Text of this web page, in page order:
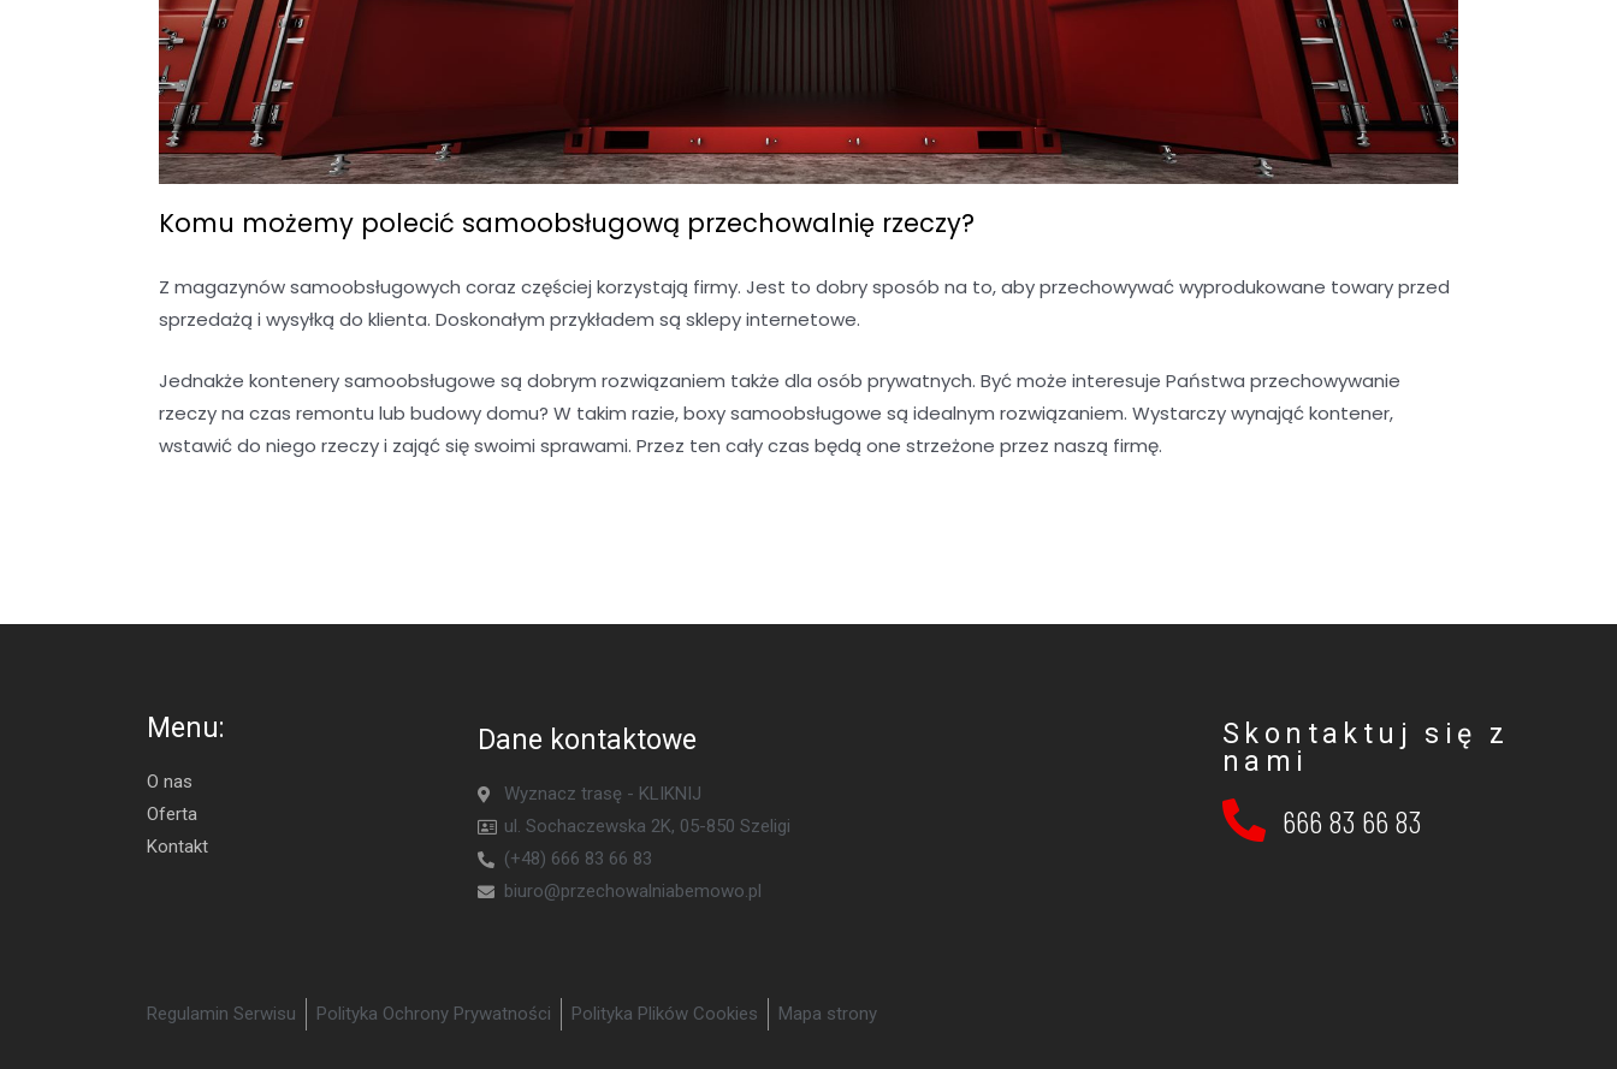
Komu możemy polecić samoobsługową przechowalnię rzeczy?
Z magazynów samoobsługowych coraz częściej korzystają firmy. Jest to dobry sposób na to, aby przechowywać wyprodukowane towary przed
sprzedażą i wysyłką do klienta. Doskonałym przykładem są sklepy internetowe.
Jednakże kontenery samoobsługowe są dobrym rozwiązaniem także dla osób prywatnych. Być może interesuje Państwa przechowywanie
rzeczy na czas remontu lub budowy domu? W takim razie, boxy samoobsługowe są idealnym rozwiązaniem. Wystarczy wynająć kontener,
wstawić do niego rzeczy i zająć się swoimi sprawami. Przez ten cały czas będą one strzeżone przez naszą firmę.
Menu:
O nas
Oferta
Kontakt
Dane kontaktowe
Wyznacz trasę - KLIKNIJ
ul. Sochaczewska 2K, 05-850 Szeligi
(+48) 666 83 66 83
biuro@przechowalniabemowo.pl
Regulamin Serwisu Polityka Ochrony Prywatności Polityka Plików Cookies Mapa strony
Skontaktuj się z
nami
666 83 66 83